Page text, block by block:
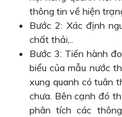
thông tin về hiện
Bước 2: Xác định
chất thải,..
Bước 3: Tiến hành
biểu của mẫu nước
xung quanh có tuân
chưa. Bên cạnh đó
phân tích các